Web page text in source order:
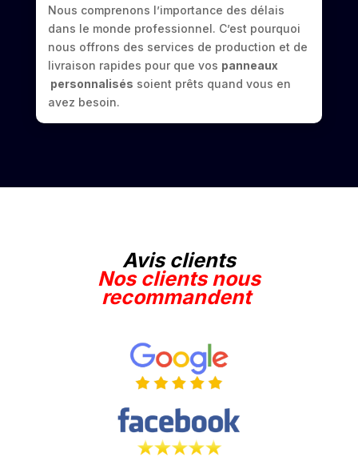
Nous comprenons l’importance des délais
dans le monde professionnel. C’est pourquoi
nous offrons des services de production et de
livraison rapides pour que vos panneaux
personnalisés soient prêts quand vous en
avez besoin.
Avis clients
Nos clients nous
recommandent